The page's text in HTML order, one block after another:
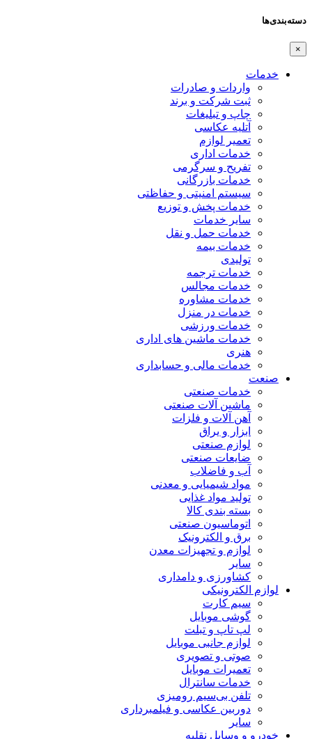
دسته‌بندی‌ها
×
خدمات
واردات و صادرات
ثبت شرکت و برند
چاپ و تبلیغات
آتلیه عکاسی
تعمیر لوازم
خدمات اداری
تفریح و سرگرمی
خدمات بازرگانی
سیستم امنیتی و حفاظتی
خدمات پخش و توزیع
سایر خدمات
خدمات حمل و نقل
خدمات بیمه
تولیدی
خدمات ترجمه
خدمات مجالس
خدمات مشاوره
خدمات در منزل
خدمات ورزشی
خدمات ماشین های اداری
هنری
خدمات مالی و حسابداری
صنعت
خدمات صنعتی
ماشین آلات صنعتی
آهن آلات و فلزات
ابزار و یراق
لوازم صنعتی
ضایعات صنعتی
آب و فاضلاب
مواد شیمیایی و معدنی
تولید مواد غذایی
بسته بندی کالا
اتوماسیون صنعتی
برق و الکترونیک
لوازم و تجهیزات معدن
سایر
کشاورزی و دامداری
لوازم الکترونیکی
سیم کارت
گوشی موبایل
لپ تاپ و تبلت
لوازم جانبی موبایل
صوتی و تصویری
تعمیرات موبایل
خدمات سانترال
تلفن بی‌سیم رومیزی
دوربین عکاسی و فیلمبرداری
سایر
خودرو و وسایل نقلیه